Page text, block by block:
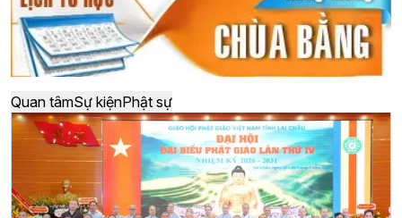
Quan tâmSự kiệnPhật sự